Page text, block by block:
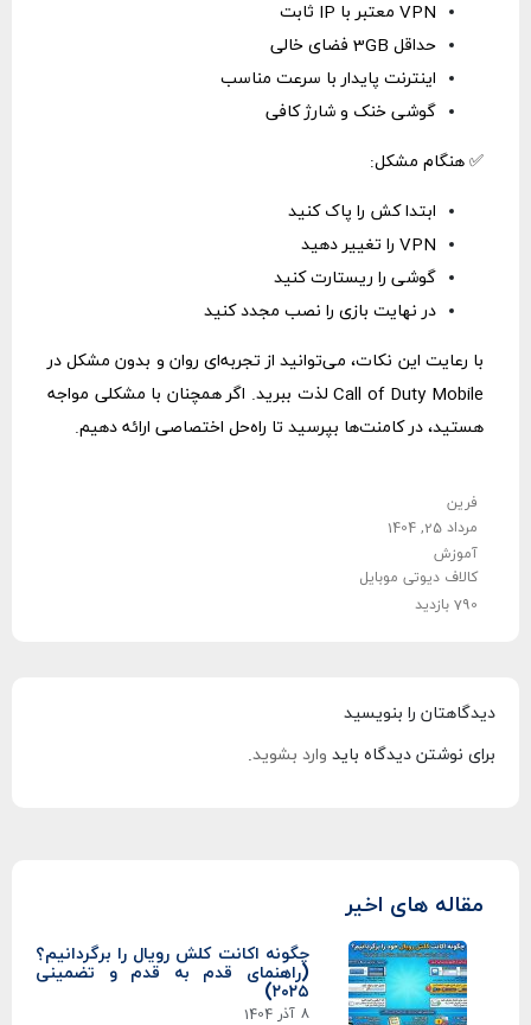
VPN معتبر با IP ثابت
حداقل 3GB فضای خالی
اینترنت پایدار با سرعت مناسب
گوشی خنک و شارژ کافی
✅ هنگام مشکل:
ابتدا کش را پاک کنید
VPN را تغییر دهید
گوشی را ریستارت کنید
در نهایت بازی را نصب مجدد کنید
با رعایت این نکات، می‌توانید از تجربه‌ای روان و بدون مشکل در
Call of Duty Mobile لذت ببرید. اگر همچنان با مشکلی مواجه
هستید، در کامنت‌ها بپرسید تا راه‌حل اختصاصی ارائه دهیم.
فرین
مرداد 25, 1404
آموزش
کالاف دیوتی موبایل
790 بازدید
دیدگاهتان را بنویسید
برای نوشتن دیدگاه باید وارد بشوید.
مقاله های اخیر
چگونه اکانت کلش رویال را برگردانیم؟
(راهنمای قدم به قدم و تضمینی
۲۰۲۵)
8 آذر 1404